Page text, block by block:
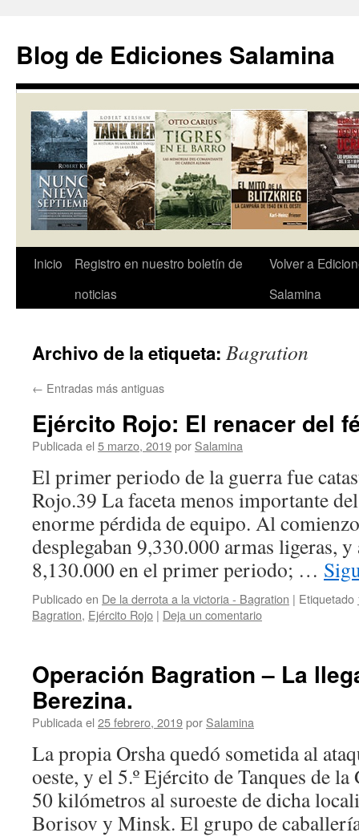
contenido
Blog de Ediciones Salamina
Inicio
Registro en nuestro boletín de
noticias
Volver a
Salamina
Archivo de la etiqueta: Bagration
← Entradas más antiguas
Ejército Rojo: El renacer del
Publicada el 5 marzo, 2019por Salamina
El primer periodo de la guerra fue
Rojo.39 La faceta menos importante
enorme pérdida de equipo. Al
desplegaban 9,330.000 armas ligeras,
8,130.000 en el primer periodo; …
Publicado en De la derrota a la victoria - Bagration | Etiquetado
Bagration, Ejército Rojo | Deja un comentario
Operación Bagration – La
Berezina.
Publicada el 25 febrero, 2019por Salamina
La propia Orsha quedó sometida al
oeste, y el 5.º Ejército de Tanques de
50 kilómetros al suroeste de dicha
Borisov y Minsk. El grupo de